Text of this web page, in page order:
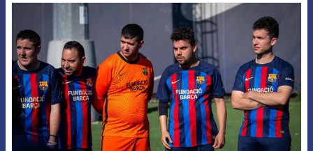
FCB Barcelona badge